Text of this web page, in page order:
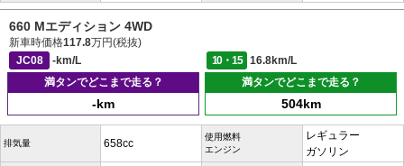
660 Mエディション 4WD
新車時価格117.8万円(税抜)
JC08
-km/L 10・15
16.8km/L
満タンでどこまで走る？
-km
満タンでどこまで走る？
504km
排気量 658cc
使用燃料
エンジン
レギュラー
ガソリン